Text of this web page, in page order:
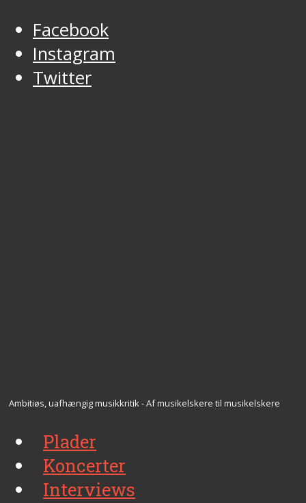
Facebook
Instagram
Twitter
Ambitiøs, uafhængig musikkritik - Af musikelskere til musikelskere
Plader
Koncerter
Interviews